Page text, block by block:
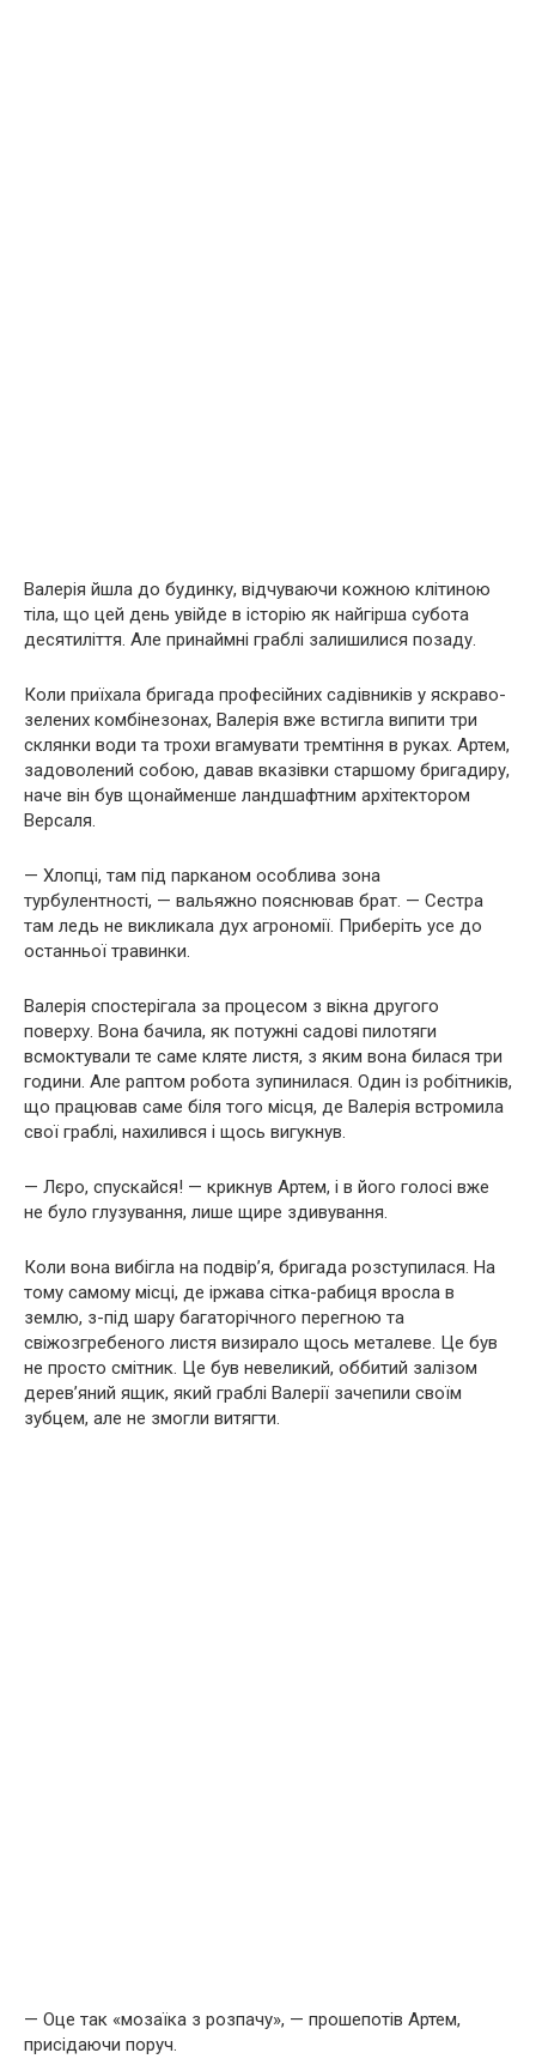
Валерія йшла до будинку, відчуваючи кожною клітиною
тіла, що цей день увійде в історію як найгірша субота
десятиліття. Але принаймні граблі залишилися позаду.
Коли приїхала бригада професійних садівників у яскраво-
зелених комбінезонах, Валерія вже встигла випити три
склянки води та трохи вгамувати тремтіння в руках. Артем,
задоволений собою, давав вказівки старшому бригадиру,
наче він був щонайменше ландшафтним архітектором
Версаля.
— Хлопці, там під парканом особлива зона
турбулентності, — вальяжно пояснював брат. — Сестра
там ледь не викликала дух агрономії. Приберіть усе до
останньої травинки.
Валерія спостерігала за процесом з вікна другого
поверху. Вона бачила, як потужні садові пилотяги
всмоктували те саме кляте листя, з яким вона билася три
години. Але раптом робота зупинилася. Один із робітників,
що працював саме біля того місця, де Валерія встромила
свої граблі, нахилився і щось вигукнув.
— Лєро, спускайся! — крикнув Артем, і в його голосі вже
не було глузування, лише щире здивування.
Коли вона вибігла на подвір’я, бригада розступилася. На
тому самому місці, де іржава сітка-рабиця вросла в
землю, з-під шару багаторічного перегною та
свіжозгребеного листя визирало щось металеве. Це був
не просто смітник. Це був невеликий, оббитий залізом
дерев’яний ящик, який граблі Валерії зачепили своїм
зубцем, але не змогли витягти.
— Оце так «мозаїка з розпачу», — прошепотів Артем,
присідаючи поруч.